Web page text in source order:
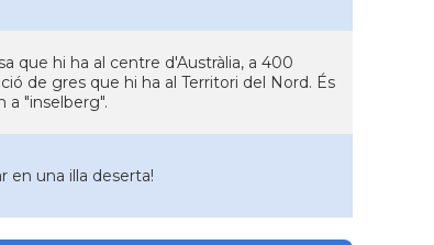
que hi ha al centre d'Austràlia, a 400
de gres que hi ha al Territori del Nord. És
a "inselberg".
en una illa deserta!